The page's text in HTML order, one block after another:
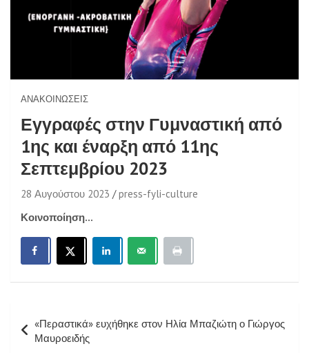
ΑΝΑΚΟΙΝΏΣΕΙΣ
Εγγραφές στην Γυμναστική από
1ης και έναρξη από 11ης
Σεπτεμβρίου 2023
28 Αυγούστου 2023
press-fyli-culture
Κοινοποίηση...
άρθρων
«Περαστικά» ευχήθηκε στον Ηλία Μπαζιώτη ο Γιώργος
Μαυροειδής